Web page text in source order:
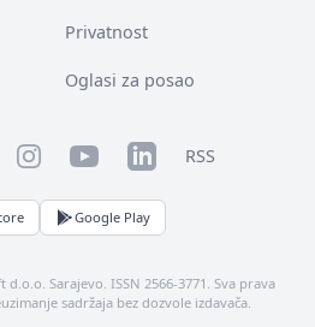
Privatnost
Oglasi za posao
InstagramYouTubeLinkedInRSS
Google Play
Sarajevo. ISSN 2566-3771. Sva prava
sadržaja bez dozvole izdavača.